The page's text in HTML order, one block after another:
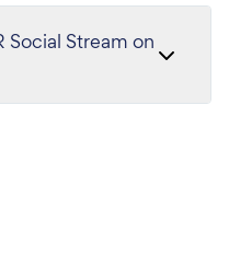
Social Stream on